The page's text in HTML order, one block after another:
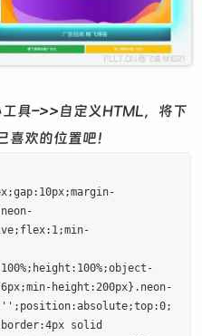
具–>>自定义HTML，将下
欢的位置吧！
height:200px}.neon-
solid